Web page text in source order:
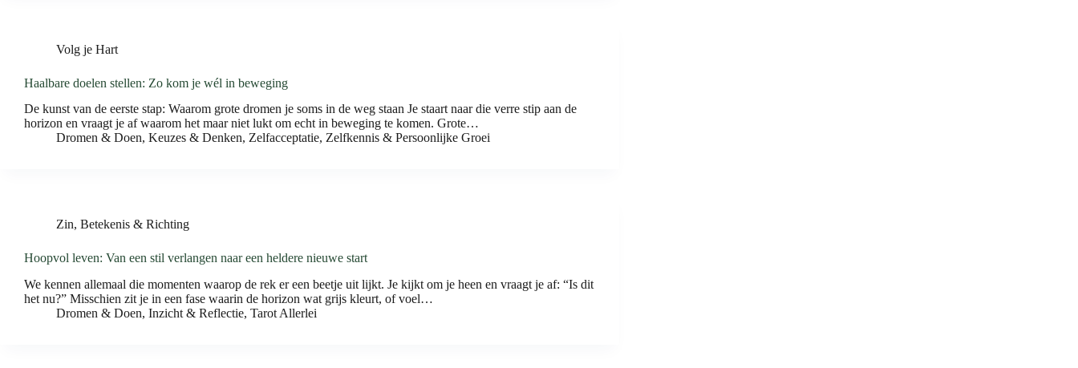
Volg je Hart
Haalbare doelen stellen: Zo kom je wél in beweging
De kunst van de eerste stap: Waarom grote dromen je soms in de weg staan Je staart naar die verre stip aan de
horizon en vraagt je af waarom het maar niet lukt om echt in beweging te komen. Grote…
Dromen & Doen, Keuzes & Denken, Zelfacceptatie, Zelfkennis & Persoonlijke Groei
Zin, Betekenis & Richting
Hoopvol leven: Van een stil verlangen naar een heldere nieuwe start
We kennen allemaal die momenten waarop de rek er een beetje uit lijkt. Je kijkt om je heen en vraagt je af: “Is dit
het nu?” Misschien zit je in een fase waarin de horizon wat grijs kleurt, of voel…
Dromen & Doen, Inzicht & Reflectie, Tarot Allerlei